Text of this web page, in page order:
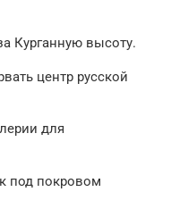
Курганную высоту.
центр русской
для
под покровом